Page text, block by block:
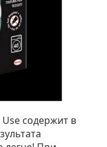
Use содержит в